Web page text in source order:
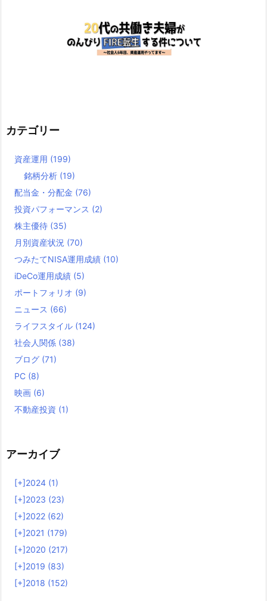
カテゴリー
資産運用 (199)
銘柄分析 (19)
配当金・分配金 (76)
投資パフォーマンス (2)
株主優待 (35)
月別資産状況 (70)
つみたてNISA運用成績 (10)
iDeCo運用成績 (5)
ポートフォリオ (9)
ニュース (66)
ライフスタイル (124)
社会人関係 (38)
ブログ (71)
PC (8)
映画 (6)
不動産投資 (1)
アーカイブ
[+]2024 (1)
[+]2023 (23)
[+]2022 (62)
[+]2021 (179)
[+]2020 (217)
[+]2019 (83)
[+]2018 (152)